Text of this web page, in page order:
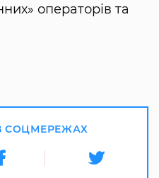
операторів та
СОЦМЕРЕЖАХ